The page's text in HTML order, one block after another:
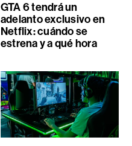
GTA 6 tendrá un
adelanto exclusivo en
Netflix: cuándo se
estrena y a qué hora